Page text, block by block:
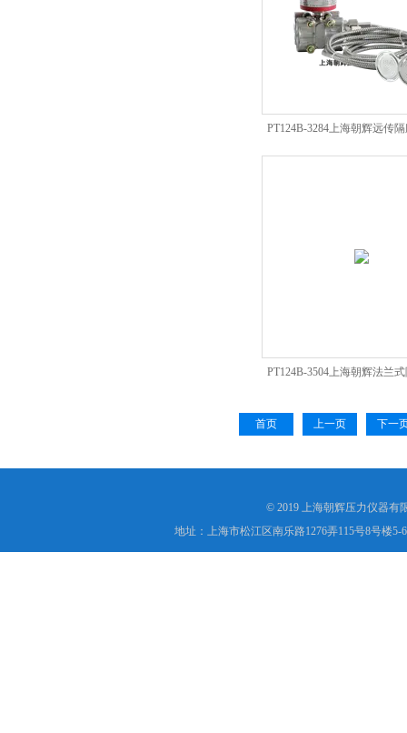
PT124B-3284上海朝辉远传
位）变送器
PT124B-3504上海朝辉法兰
首页
上一页 下一
© 2019 上海朝辉压力仪器有
地址：上海市松江区南乐路1276弄115号8号楼5-